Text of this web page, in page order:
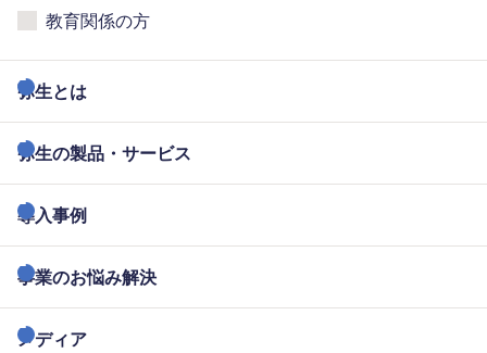
教育関係の方
弥生とは
弥生の製品・サービス
導入事例
事業のお悩み解決
メディア